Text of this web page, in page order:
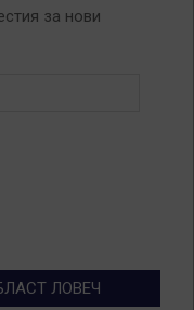
за нови
ЛОВЕЧ